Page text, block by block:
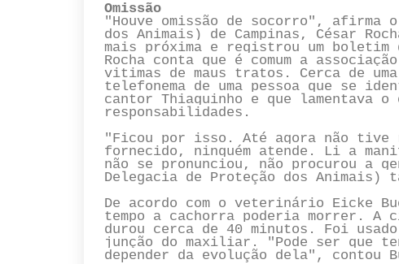
Omissão
"Houve omissão de socorro", afirma
dos Animais) de Campinas, César
mais próxima e registrou um
Rocha conta que é comum a
vitimas de maus tratos. Cerca de
telefonema de uma pessoa que se
cantor Thiaguinho e que
responsabilidades.
"Ficou por isso. Até agora não tive
fornecido, ninguém atende. Li a
não se pronunciou, não procurou a
Delegacia de Proteção dos Animais)
De acordo com o veterinário Eicke
tempo a cachorra poderia morrer. A
durou cerca de 40 minutos. Foi
junção do maxiliar. "Pode ser que
depender da evolução dela", contou